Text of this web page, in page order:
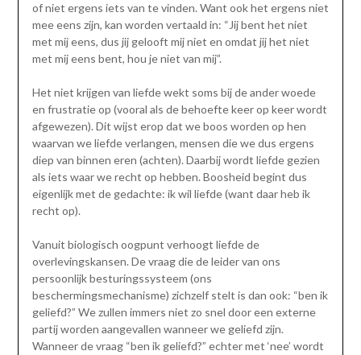
of niet ergens iets van te vinden. Want ook het ergens niet
mee eens zijn, kan worden vertaald in: “Jij bent het niet
met mij eens, dus jij gelooft mij niet en omdat jij het niet
met mij eens bent, hou je niet van mij”.
Het niet krijgen van liefde wekt soms bij de ander woede
en frustratie op (vooral als de behoefte keer op keer wordt
afgewezen). Dit wijst erop dat we boos worden op hen
waarvan we liefde verlangen, mensen die we dus ergens
diep van binnen eren (achten). Daarbij wordt liefde gezien
als iets waar we recht op hebben. Boosheid begint dus
eigenlijk met de gedachte: ik wil liefde (want daar heb ik
recht op).
Vanuit biologisch oogpunt verhoogt liefde de
overlevingskansen. De vraag die de leider van ons
persoonlijk besturingssysteem (ons
beschermingsmechanisme) zichzelf stelt is dan ook: “ben ik
geliefd?” We zullen immers niet zo snel door een externe
partij worden aangevallen wanneer we geliefd zijn.
Wanneer de vraag “ben ik geliefd?” echter met ‘nee’ wordt